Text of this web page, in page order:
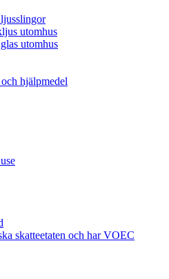
utomhus
utomhus
hjälpmedel
skatteetaten och har VOEC